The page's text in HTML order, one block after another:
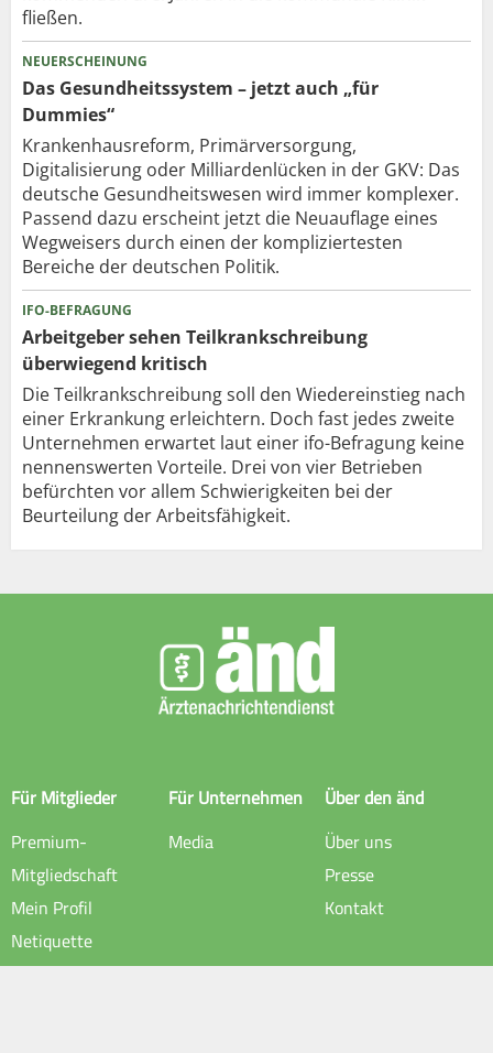
fließen.
NEUERSCHEINUNG
Das Gesundheitssystem – jetzt auch „für
Dummies“
Krankenhausreform, Primärversorgung,
Digitalisierung oder Milliardenlücken in der GKV: Das
deutsche Gesundheitswesen wird immer komplexer.
Passend dazu erscheint jetzt die Neuauflage eines
Wegweisers durch einen der kompliziertesten
Bereiche der deutschen Politik.
IFO-BEFRAGUNG
Arbeitgeber sehen Teilkrankschreibung
überwiegend kritisch
Die Teilkrankschreibung soll den Wiedereinstieg nach
einer Erkrankung erleichtern. Doch fast jedes zweite
Unternehmen erwartet laut einer ifo-Befragung keine
nennenswerten Vorteile. Drei von vier Betrieben
befürchten vor allem Schwierigkeiten bei der
Beurteilung der Arbeitsfähigkeit.
Für Mitglieder
Premium-
Mitgliedschaft
Mein Profil
Netiquette
Für Unternehmen
Media
Über den änd
Über uns
Presse
Kontakt
Rechtliche Hinweise